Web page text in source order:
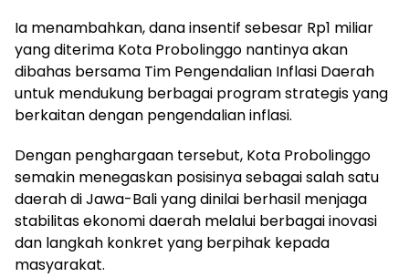
Ia menambahkan, dana insentif sebesar Rp1 miliar
yang diterima Kota Probolinggo nantinya akan
dibahas bersama Tim Pengendalian Inflasi Daerah
untuk mendukung berbagai program strategis yang
berkaitan dengan pengendalian inflasi.
Dengan penghargaan tersebut, Kota Probolinggo
semakin menegaskan posisinya sebagai salah satu
daerah di Jawa-Bali yang dinilai berhasil menjaga
stabilitas ekonomi daerah melalui berbagai inovasi
dan langkah konkret yang berpihak kepada
masyarakat.